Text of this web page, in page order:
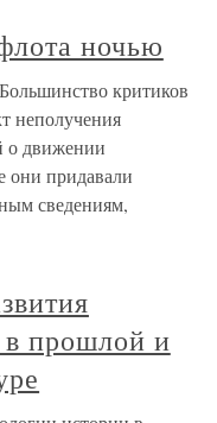
ночью
критиков
неполучения
о движении
они придавали
сведениям,
в прошлой и